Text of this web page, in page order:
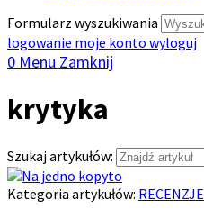
Formularz wyszukiwania
logowanie moje konto wyloguj
0 Menu Zamknij
krytyka
Szukaj artykułów:
Kategoria artykułów: RECENZJE